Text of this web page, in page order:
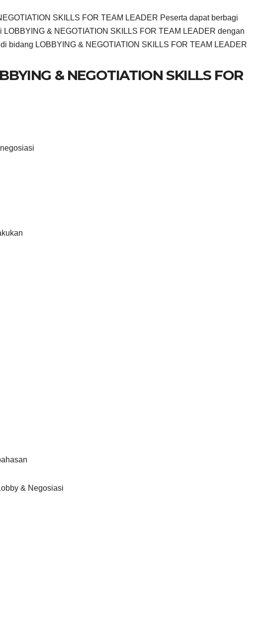
SKILLS FOR TEAM LEADER Peserta dapat berbagi
& NEGOTIATION SKILLS FOR TEAM LEADER dengan
bidang LOBBYING & NEGOTIATION SKILLS FOR TEAM LEADER
& NEGOTIATION SKILLS FOR
& Negosiasi